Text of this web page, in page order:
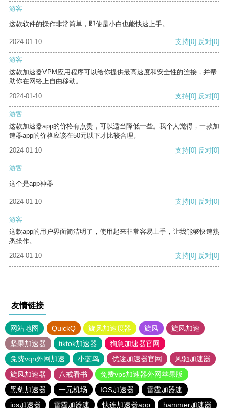
游客
这款软件的操作非常简单，即使是小白也能快速上手。
2024-01-10 支持[0] 反对[0]
游客
这款加速器VPM应用程序可以给你提供最高速度和安全性的连接，并帮
助你在网络上自由移动。
2024-01-10
支持[0] 反对[0]
游客
这款加速器app的价格有点贵，可以适当降低一些。我个人觉得，一款加
速器app的价格应该在50元以下才比较合理。
2024-01-10
支持[0] 反对[0]
游客
这个是app神器
2024-01-10 支持[0] 反对[0]
游客
这款app的用户界面简洁明了，使用起来非常容易上手，让我能够快速熟
悉操作。
2024-01-10
支持[0] 反对[0]
友情链接
网站地图 QuickQ 旋风加速度器 旋风
旋风加速
坚果加速器
tiktok加速器
狗急加速器官网
免费vqn外网加速
小蓝鸟 优途加速器官网
风驰加速器
旋风加速器
八戒看书
免费vps加速器外网苹果版
黑豹加速器
一元机场 IOS加速器
雷霆加器速
ios加速器
雷霆加器速 快连加速器app hammer加速器